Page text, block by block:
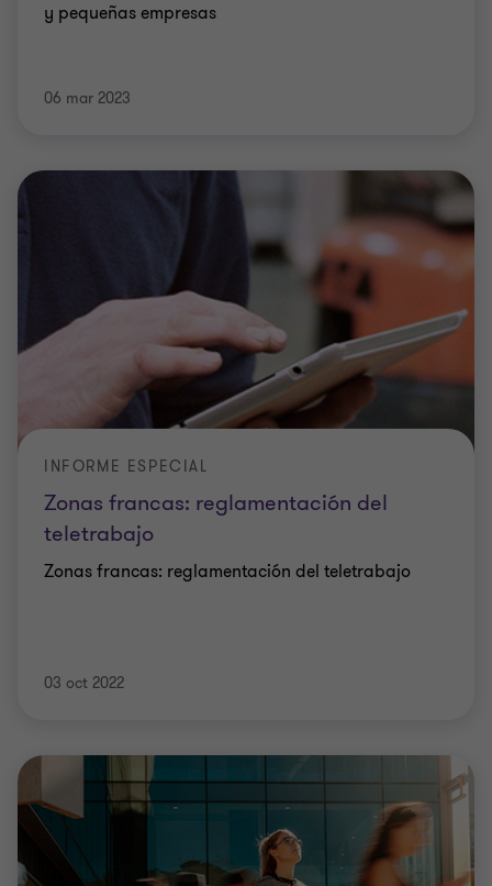
y pequeñas empresas
06 mar 2023
Zonas francas: reglamentación del
teletrabajo
INFORME ESPECIAL
Zonas francas: reglamentación del teletrabajo
03 oct 2022